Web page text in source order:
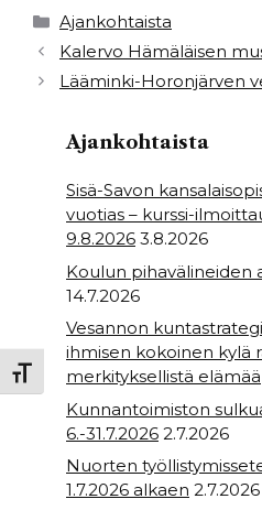
Toggle Font size
e
b
o
o
k
t
e
r
A
p
p
Kategoriat
Ajankohtaista
Kalervo Hämäläisen
Lääminki-Horonjärven
Ajankohtaista
Sisä-Savon
vuotias – kurssi-
9.8.2026 3.8.2026
Koulun pihavälineiden
14.7.2026
Vesannon
ihmisen kokoinen kylä
merkityksellistä elämää
Kunnantoimiston
6.-31.7.2026 2.7.2026
Nuorten
1.7.2026 alkaen 2.7.2026